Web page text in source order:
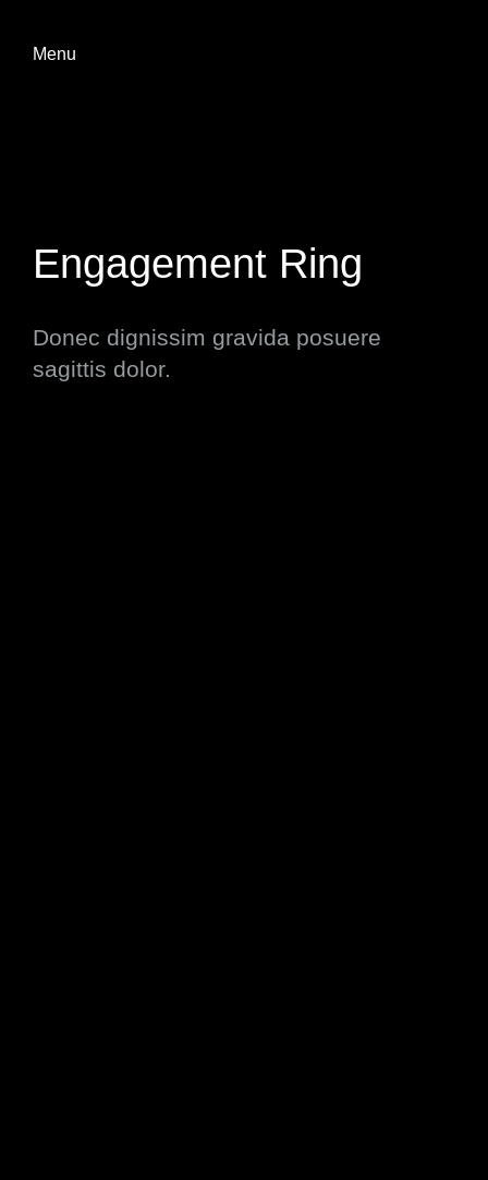
Menu
Engagement Ring
Donec dignissim gravida posuere
sagittis dolor.